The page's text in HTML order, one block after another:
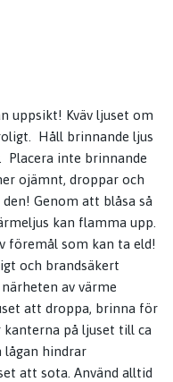
uppsikt! Kväv ljuset om
Håll brinnande ljus
Placera inte brinnande
ojämnt, droppar och
Genom att blåsa så
kan flamma upp.
föremål som kan ta eld!
och brandsäkert
av värme
att droppa, brinna för
på ljuset till ca
lågan hindrar
att sota. Använd alltid